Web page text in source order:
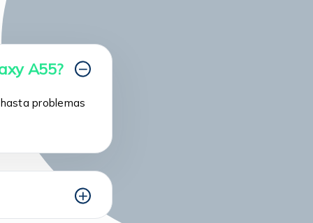
A55?
problemas